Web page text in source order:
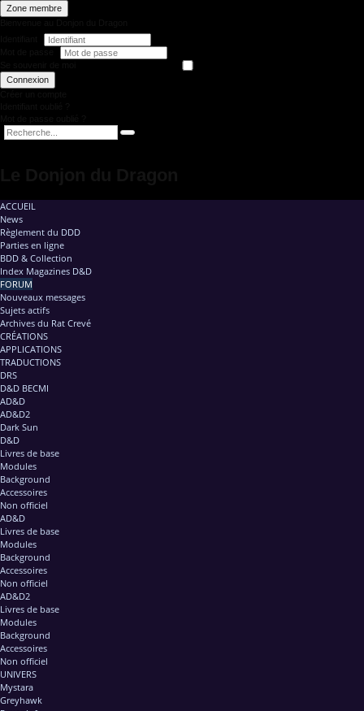
Zone membre
Connexion
ACCUEIL
News
Règlement du DDD
Parties en ligne
BDD & Collection
Index Magazines D&D
FORUM
Nouveaux messages
Sujets actifs
Archives du Rat Crevé
CRÉATIONS
APPLICATIONS
TRADUCTIONS
DRS
D&D BECMI
AD&D
AD&D2
Dark Sun
D&D
Livres de base
Modules
Background
Accessoires
Non officiel
AD&D
Livres de base
Modules
Background
Accessoires
Non officiel
AD&D2
Livres de base
Modules
Background
Accessoires
Non officiel
UNIVERS
Mystara
Greyhawk